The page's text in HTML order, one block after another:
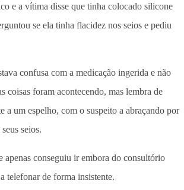
e a vítima disse que tinha colocado silicone
se ela tinha flacidez nos seios e pediu
confusa com a medicação ingerida e não
coisas foram acontecendo, mas lembra de
a um espelho, com o suspeito a abraçando por
seios.
apenas conseguiu ir embora do consultório
telefonar de forma insistente.